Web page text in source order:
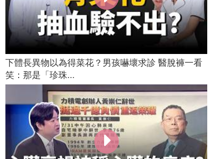
下體長異物以為得菜花？男孩嚇壞求診 醫脫褲一看
笑：那是「珍珠...